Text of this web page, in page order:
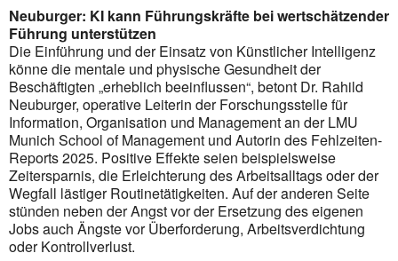
Neuburger: KI kann Führungskräfte bei wertschätzender
Führung unterstützen
Die Einführung und der Einsatz von Künstlicher Intelligenz
könne die mentale und physische Gesundheit der
Beschäftigten „erheblich beeinflussen“, betont Dr. Rahild
Neuburger, operative Leiterin der Forschungsstelle für
Information, Organisation und Management an der LMU
Munich School of Management und Autorin des Fehlzeiten-
Reports 2025. Positive Effekte seien beispielsweise
Zeitersparnis, die Erleichterung des Arbeitsalltags oder der
Wegfall lästiger Routinetätigkeiten. Auf der anderen Seite
stünden neben der Angst vor der Ersetzung des eigenen
Jobs auch Ängste vor Überforderung, Arbeitsverdichtung
oder Kontrollverlust.